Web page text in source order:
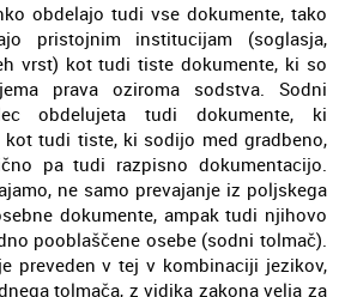
obdelajo tudi vse dokumente, tako
pristojnim institucijam (soglasja,
vrst) kot tudi tiste dokumente, ki so
prava oziroma sodstva. Sodni
obdelujeta tudi dokumente, ki
tudi tiste, ki sodijo med gradbeno,
pa tudi razpisno dokumentacijo.
ne samo prevajanje iz poljskega
dokumente, ampak tudi njihovo
pooblaščene osebe (sodni tolmač).
preveden v tej v kombinaciji jezikov,
tolmača, z vidika zakona velja za